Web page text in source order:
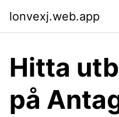
lonvexj.web.app
Hitta
på